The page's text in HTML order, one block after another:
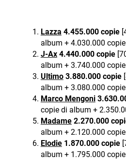
Lazza 4.455.000 copie
album + 4.030.000
J-Ax4.440.000 copie
album + 3.740.000
Ultimo3.880.000 copie
album + 3.080.000
Marco Mengoni
copie di album +
Madame2.270.000
album + 2.120.000
Elodie1.870.000 copie
album + 1.795.000